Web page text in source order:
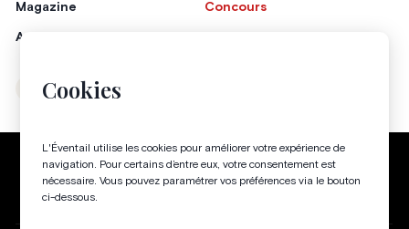
Cookies
L'Éventail utilise les cookies pour améliorer votre expérience de
navigation. Pour certains d’entre eux, votre consentement est
nécessaire. Vous pouvez paramétrer vos préférences via le bouton
ci-dessous.
Magazine
Annonceurs
Concours
Instagram
Politique de confidentialité Conditions générales
Gestion des cookies